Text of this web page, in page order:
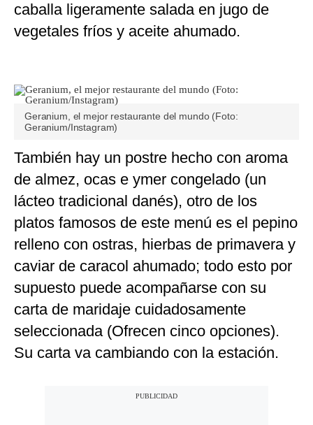
caballa ligeramente salada en jugo de
vegetales fríos y aceite ahumado.
Geranium, el mejor restaurante del mundo (Foto:
Geranium/Instagram)
También hay un postre hecho con aroma
de almez, ocas e ymer congelado (un
lácteo tradicional danés), otro de los
platos famosos de este menú es el pepino
relleno con ostras, hierbas de primavera y
caviar de caracol ahumado; todo esto por
supuesto puede acompañarse con su
carta de maridaje cuidadosamente
seleccionada (Ofrecen cinco opciones).
Su carta va cambiando con la estación.